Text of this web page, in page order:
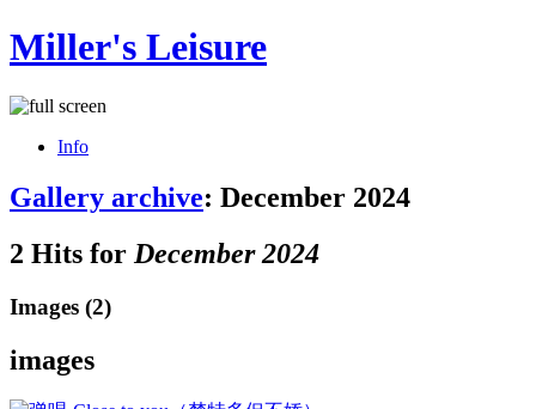
Miller's Leisure
Info
Gallery archive: December 2024
2 Hits for December 2024
Images (2)
images